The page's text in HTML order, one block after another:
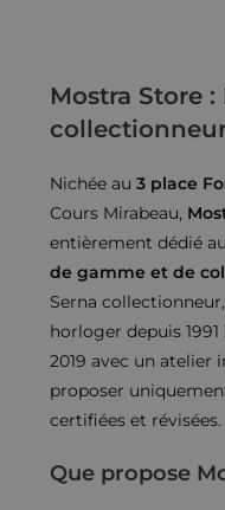
Mostra Store
Nichée au3 place
Cours Mirabeau,
entièrement dédié
de gamme et de
Serna
horloger depuis
2019 avec un atelier
proposer
certifiées et révisées.
Que propose